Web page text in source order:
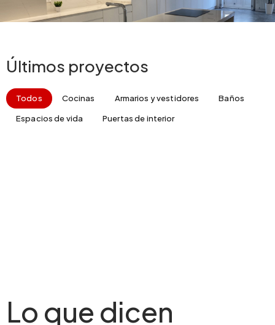
Últimos proyectos
Todos Cocinas Armarios y vestidores Baños
Espacios de vida Puertas de interior
Lo que dicen